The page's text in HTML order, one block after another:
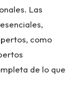
Las
como
de lo que